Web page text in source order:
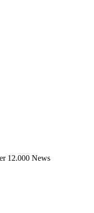
12.000 News